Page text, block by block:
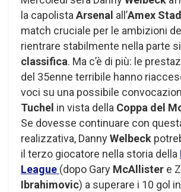
la capolistaArsenal all’Amex
match cruciale per le ambizioni del
rientrare stabilmente nella parte
classifica. Ma c’è di più: le
del 35enne terribile hanno
voci su una possibile
Tuchel in vista della Coppa del
Se dovesse continuare con
realizzativa, DannyWelbeck
il terzo giocatore nella storia della
League (dopo Gary McAllister e
Ibrahimovic) a superare i 10 gol